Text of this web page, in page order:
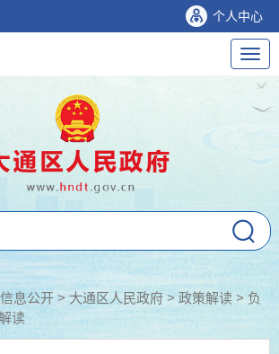
个人中心
导
航
信息公开> 大通区人民政府> 政策解读 > 负
读